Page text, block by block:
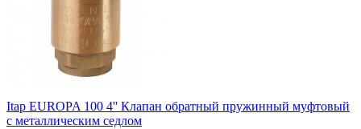
Itap EUROPA 100 4'' Клапан обратный пружинный муфтовый
с металлическим седлом